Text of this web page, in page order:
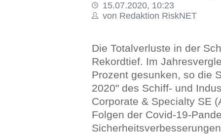
15.07.2020, 10:23
von Redaktion RiskNET
Die Totalverluste in der
Rekordtief. Im
Prozent gesunken, so die
2020" des Schiff- und
Corporate & Specialty SE
Folgen der Covid-19-